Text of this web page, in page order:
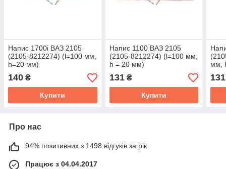
Напис 1700i ВАЗ 2105
(2105-8212274) (l=100 мм,
h=20 мм)
140 ₴
Купити
Напис 1100 ВАЗ 2105
(2105-8212274) (l=100 мм,
h = 20 мм)
131₴
Купити
мм,
131
Про нас
94% позитивних з 1498 відгуків за рік
Працює з 04.04.2017